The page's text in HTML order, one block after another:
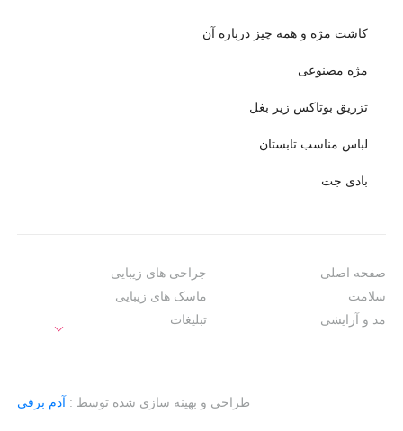
کاشت مژه و همه چیز درباره آن
مژه مصنوعی
تزریق بوتاکس زیر بغل
لباس مناسب تابستان
بادی‌ جت
صفحه اصلی
جراحی های زیبایی
سلامت
ماسک های زیبایی
مد و آرایشی
تبلیغات
طراحی و بهینه سازی شده توسط : آدم برفی